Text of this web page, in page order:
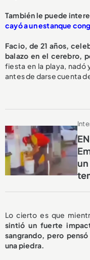
También le puede
cayó a un estanque
Facio, de 21 años,
balazo en el cerebro,
fiesta en la playa, nadó
antes de darse cuenta
Lo cierto es que
sintió un fuerte
sangrando, pero
una piedra.